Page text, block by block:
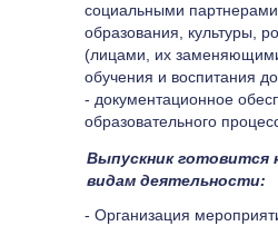
социальными
образования, культуры,
(лицами, их
обучения и воспитания
- документационное
образовательного
- Организация
Выпускник готовится
видам деятельности: